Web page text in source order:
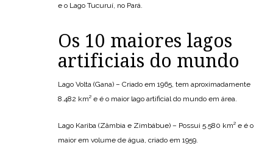
e o Lago Tucuruí, no Pará.
Os 10 maiores lagos
artificiais do mundo
Lago Volta (Gana) – Criado em 1965, tem aproximadamente
8.482 km² e é o maior lago artificial do mundo em área.
Lago Kariba (Zâmbia e Zimbábue) – Possui 5.580 km² e é o
maior em volume de água, criado em 1959.